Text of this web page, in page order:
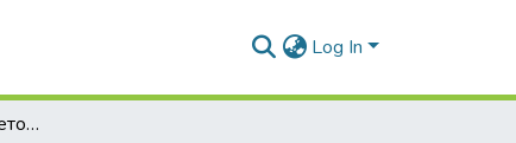
Log In
Історія медицини : методичні розробки для викладачів до проведення семінарського заняття за темою «Історія Харківського національного медичного університету»